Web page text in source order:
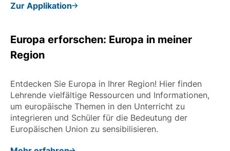
Zur Applikation
Europa erforschen: Europa in meiner
Region
Entdecken Sie Europa in Ihrer Region! Hier finden
Lehrende vielfältige Ressourcen und Informationen,
um europäische Themen in den Unterricht zu
integrieren und Schüler für die Bedeutung der
Europäischen Union zu sensibilisieren.